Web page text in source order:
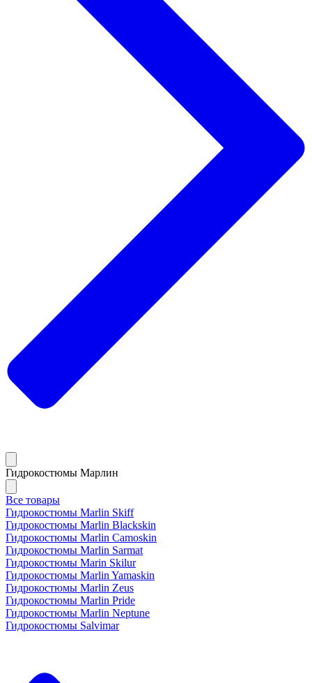
Гидрокостюмы Марлин
Все товары
Гидрокостюмы Marlin Skiff
Гидрокостюмы Marlin Blackskin
Гидрокостюмы Marlin Camoskin
Гидрокостюмы Marlin Sarmat
Гидрокостюмы Marin Skilur
Гидрокостюмы Marlin Yamaskin
Гидрокостюмы Marlin Zeus
Гидрокостюмы Marlin Pride
Гидрокостюмы Marlin Neptune
Гидрокостюмы Salvimar